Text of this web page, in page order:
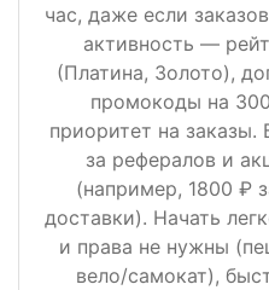
час, даже если
активность —
(Платина, Золото),
промокоды на
приоритет на заказы.
за рефералов и
(например, 1800 ₽
доставки). Начать
и права не нужны
вело/самокат),